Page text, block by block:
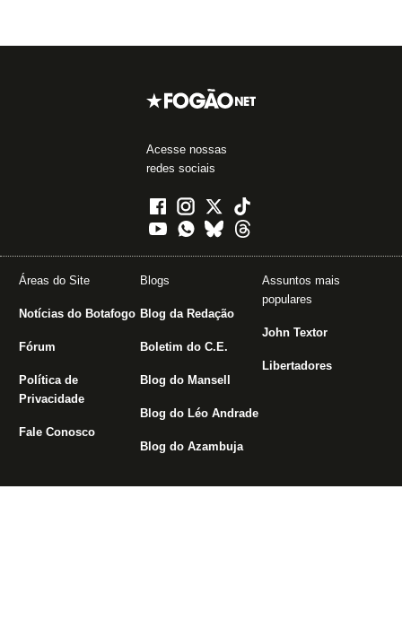
Acesse nossas
redes sociais
Áreas do Site
Notícias do Botafogo
Fórum
Política de
Privacidade
Fale Conosco
Blogs
Blog da Redação
Boletim do C.E.
Blog do Mansell
Blog do Léo Andrade
Blog do Azambuja
Assuntos mais
populares
John Textor
Libertadores